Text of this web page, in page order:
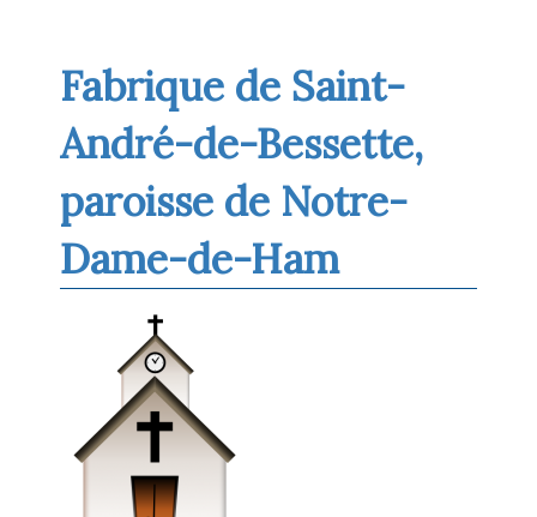
Fabrique de Saint-
André-de-Bessette,
paroisse de Notre-
Dame-de-Ham